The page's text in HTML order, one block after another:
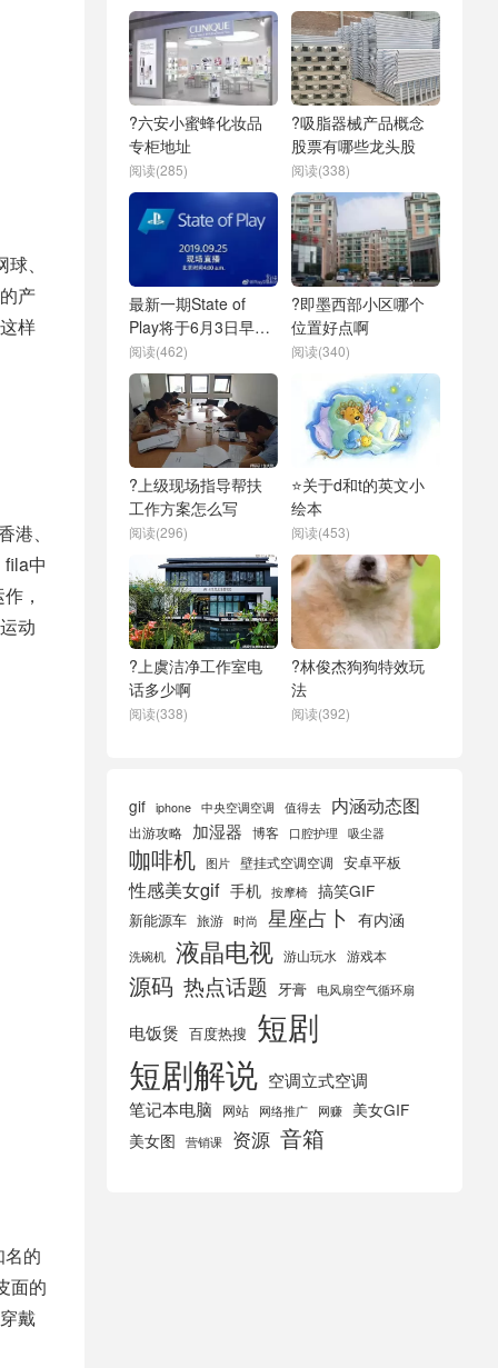
、
产
样
、
中
，
动
的
面的
戴
?六安小蜜蜂化妆品
专柜地址
阅读(285)
?吸脂器械产品概念
股票有哪些龙头股
阅读(338)
最新一期State of
Play将于6月3日早6
点举办
阅读(462)
?即墨西部小区哪个
位置好点啊
阅读(340)
?上级现场指导帮扶
工作方案怎么写
阅读(296)
⭐关于d和t的英文小
绘本
阅读(453)
?上虞洁净工作室电
话多少啊
阅读(338)
?林俊杰狗狗特效玩
法
阅读(392)
gif iphone 中央空调空调 值得去 内涵动态图
出游攻略 加湿器 博客 口腔护理 吸尘器
咖啡机 图片 壁挂式空调空调 安卓平板
性感美女gif 手机 按摩椅 搞笑GIF
新能源车 旅游 时尚 星座占卜 有内涵
洗碗机 液晶电视 游山玩水 游戏本
源码 热点话题 牙膏 电风扇空气循环扇
电饭煲 百度热搜 短剧
短剧解说 空调立式空调
笔记本电脑 网站 网络推广 网赚
美女GIF
美女图
营销课 资源 音箱